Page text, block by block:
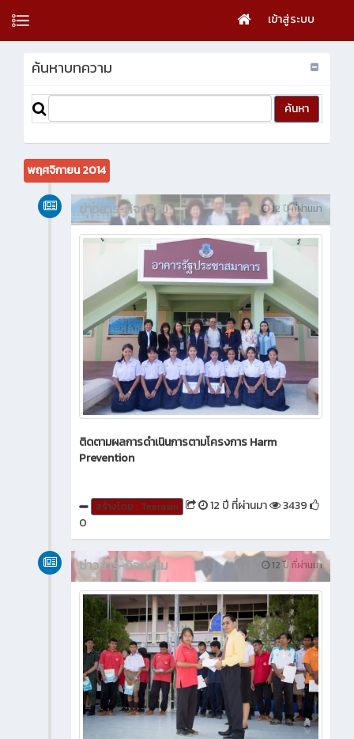
เข้าสู่ระบบ
ค้นหาบทความ
พฤศจิกายน 2014
12 ปี ที่ผ่านมา
ข่าวสาร-กิจกรรม
ติดตามผลการดำเนินการตามโครงการ Harm
Prevention
สร้างโดย : Teerasin 12 ปี ที่ผ่านมา
3439
0
12 ปี ที่ผ่านมา
ข่าวสาร-กิจกรรม